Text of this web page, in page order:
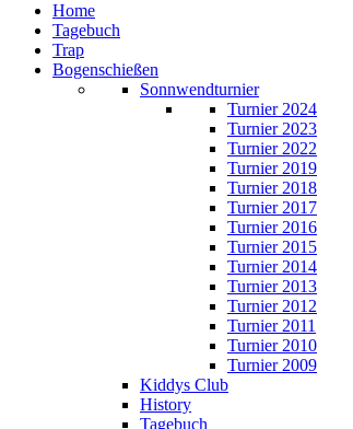
Home
Tagebuch
Trap
Bogenschießen
Sonnwendturnier
Turnier 2024
Turnier 2023
Turnier 2022
Turnier 2019
Turnier 2018
Turnier 2017
Turnier 2016
Turnier 2015
Turnier 2014
Turnier 2013
Turnier 2012
Turnier 2011
Turnier 2010
Turnier 2009
Kiddys Club
History
Tagebuch